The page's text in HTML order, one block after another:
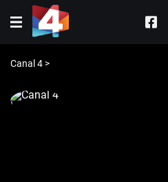
Canal 4 >